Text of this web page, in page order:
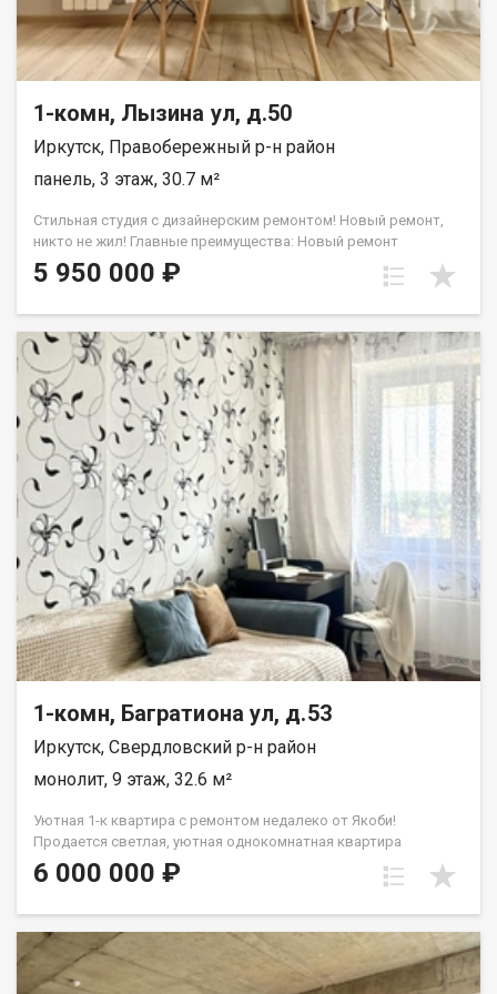
информация и бесплатная консультация у менеджера,
связавшись по телефону или посетив наш офис
расположенный по адресу: г. Иркутск, ул. Омулевского, 20/1.
1-комн, Лызина ул, д.50
Иркутск, Правобережный р-н район
панель, 3 этаж, 30.7 м²
Стильная студия с дизайнерским ремонтом! Новый ремонт,
никто не жил! Главные преимущества: Новый ремонт
качественная дизайнерская отделка, никто не проживал.
Светлая и уютная три больших окна, приятные нейтральные
мест для хранения. Мебель в подарок остается современный
кухонный гарнитур и встроенные шкафы. Идеальное
расположение Дом находится в районе с развитой
инфраструктурой. Всё необходимое прямо под рукой: В
шаговой доступности: остановка транспорта, супермаркеты,
аптеки, МФЦ. Отличная транспортная доступность: всего 10
минут на машине до центра города и 10 минут до аэропорта.
Рядом расположены улицы: Советская, Омулевского,
Красноярская, Пискунова, Ширямова. Юридическая чистота и
быстрый выход на сделку 1 взрослый собственник. Без
обременений, ограничений и долгов. Все документы
полностью готовы к сделке. Любая форма расчета. Звоните
или пишите в чат прямо сейчас! Организую показ в удобное
для вас время. Не упустите шанс купить полностью готовую
для жизни или сдачи в аренду квартиру!
5 950 000 ₽
1-комн, Багратиона ул, д.53
Иркутск, Свердловский р-н район
монолит, 9 этаж, 32.6 м²
Уютная 1-к квартира с ремонтом недалеко от Якоби!
Продается светлая, уютная однокомнатная квартира
площадью 35,6 кв.м. по адресу: ул. Багратиона, 53. Отличный
вариант как для комфортного проживания, так и для сдачи в
правильная, без лишних углов. Состояние: сделан хороший
ремонт. Заезжай и живи никаких дополнительных вложений
не требуется. Санузел: совмещенный, Бонус: просторный
6 000 000 ₽